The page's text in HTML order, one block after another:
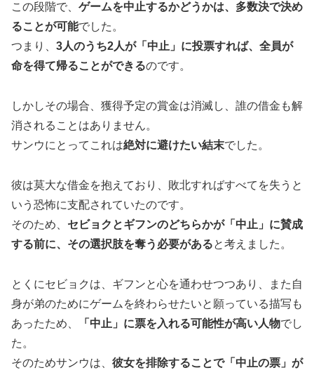
この段階で、 ゲームを中止するかどうかは、多数決で決め
ることが可能でした。
つまり、 3人のうち2人が「中止」に投票すれば、全員が
命を得て帰ることができるのです。
しかしその場合、獲得予定の賞金は消滅し、誰の借金も解
消されることはありません。
サンウにとってこれは絶対に避けたい結末でした。
彼は莫大な借金を抱えており、敗北すればすべてを失うと
いう恐怖に支配されていたのです。
そのため、 セビョクとギフンのどちらかが「中止」に賛成
する前に、その選択肢を奪う必要があると考えました。
とくにセビョクは、ギフンと心を通わせつつあり、また自
身が弟のためにゲームを終わらせたいと願っている描写も
あったため、
「中止」に票を入れる可能性が高い人物でし
た。
そのためサンウは、 彼女を排除することで「中止の票」が